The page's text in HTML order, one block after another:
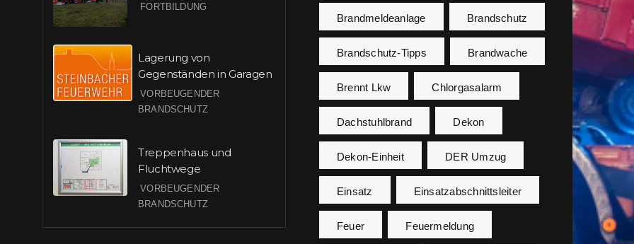
FORTBILDUNG
Lagerung von
Gegenständen in Garagen
VORBEUGENDER
BRANDSCHUTZ
Treppenhaus und
Fluchtwege
VORBEUGENDER
BRANDSCHUTZ
Brandmeldeanlage Brandschutz
Brandschutz-Tipps Brandwache
Brennt Lkw Chlorgasalarm
Dachstuhlbrand Dekon
Dekon-Einheit DER Umzug
Einsatz Einsatzabschnittsleiter
Feuer Feuermeldung